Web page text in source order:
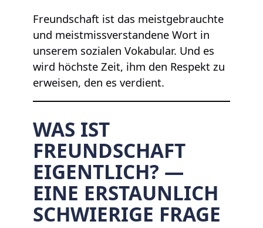
Freundschaft ist das meistgebrauchte
und meistmissverstandene Wort in
unserem sozialen Vokabular. Und es
wird höchste Zeit, ihm den Respekt zu
erweisen, den es verdient.
WAS IST
FREUNDSCHAFT
EIGENTLICH? —
EINE ERSTAUNLICH
SCHWIERIGE FRAGE